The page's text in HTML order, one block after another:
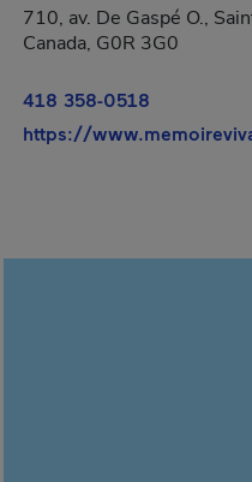
710, av. De Gaspé O.,
Canada, G0R 3G0
418 358-0518
https://